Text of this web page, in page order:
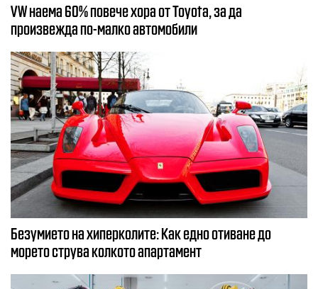
VW наема 60% повече хора от Toyota, за да
произвежда по-малко автомобили
Безумието на хиперколите: Как едно отиване до
морето струва колкото апартамент